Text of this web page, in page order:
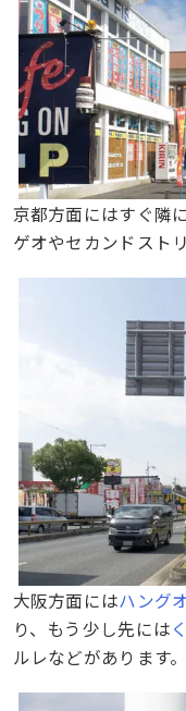
京都方面にはすぐ隣
ゲオやセカンドスト
大阪方面にはハング
り、もう少し先には
ルレなどがあります。